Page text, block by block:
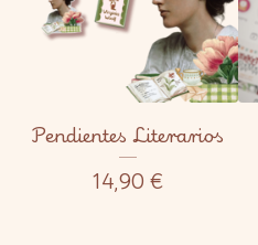
Pendientes Literarios
14,90 €